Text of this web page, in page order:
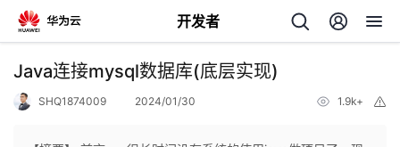
开发者
返
Java连接mysql数据库(底层实现)
SHQ1874009 2024/01/30 1.9k+